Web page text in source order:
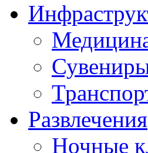
Развлечения
Ночные